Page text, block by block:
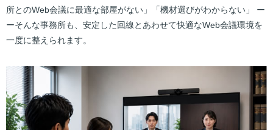
所とのWeb会議に最適な部屋がない」「機材選びがわからない」 ー
ーそんな事務所も、安定した回線とあわせて快適なWeb会議環境を
一度に整えられます。